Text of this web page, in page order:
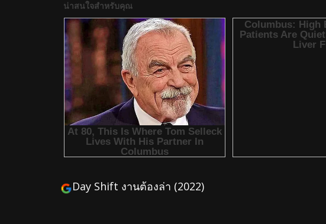
Day Shift งานต้องล่า (2022)